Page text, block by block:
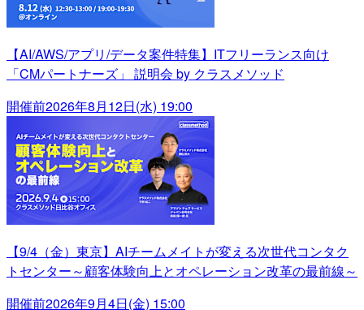
【AI/AWS/アプリ/データ案件特集】ITフリーランス向け
「CMパートナーズ」 説明会 by クラスメソッド
開催前2026年8月12日(水) 19:00
【9/4（金）東京】AIチームメイトが変える次世代コンタク
トセンター～顧客体験向上とオペレーション改革の最前線～
開催前2026年9月4日(金) 15:00